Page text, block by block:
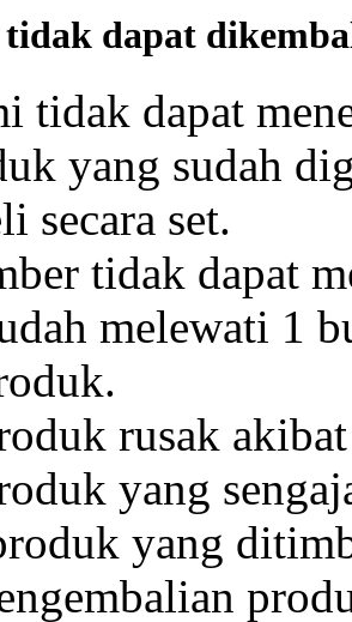
: Pusat
(berbayar))
hanya
"Pemesanan
tidak dapat
tidak dapat